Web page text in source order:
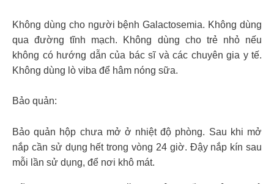
Không dùng cho người bệnh Galactosemia. Không dùng
qua đường tĩnh mạch. Không dùng cho trẻ nhỏ nếu
không có hướng dẫn của bác sĩ và các chuyên gia y tế.
Không dùng lò viba để hâm nóng sữa.
Bảo quản:
Bảo quản hộp chưa mở ở nhiệt độ phòng. Sau khi mở
nắp cần sử dụng hết trong vòng 24 giờ. Đậy nắp kín sau
mỗi lần sử dụng, để nơi khô mát.